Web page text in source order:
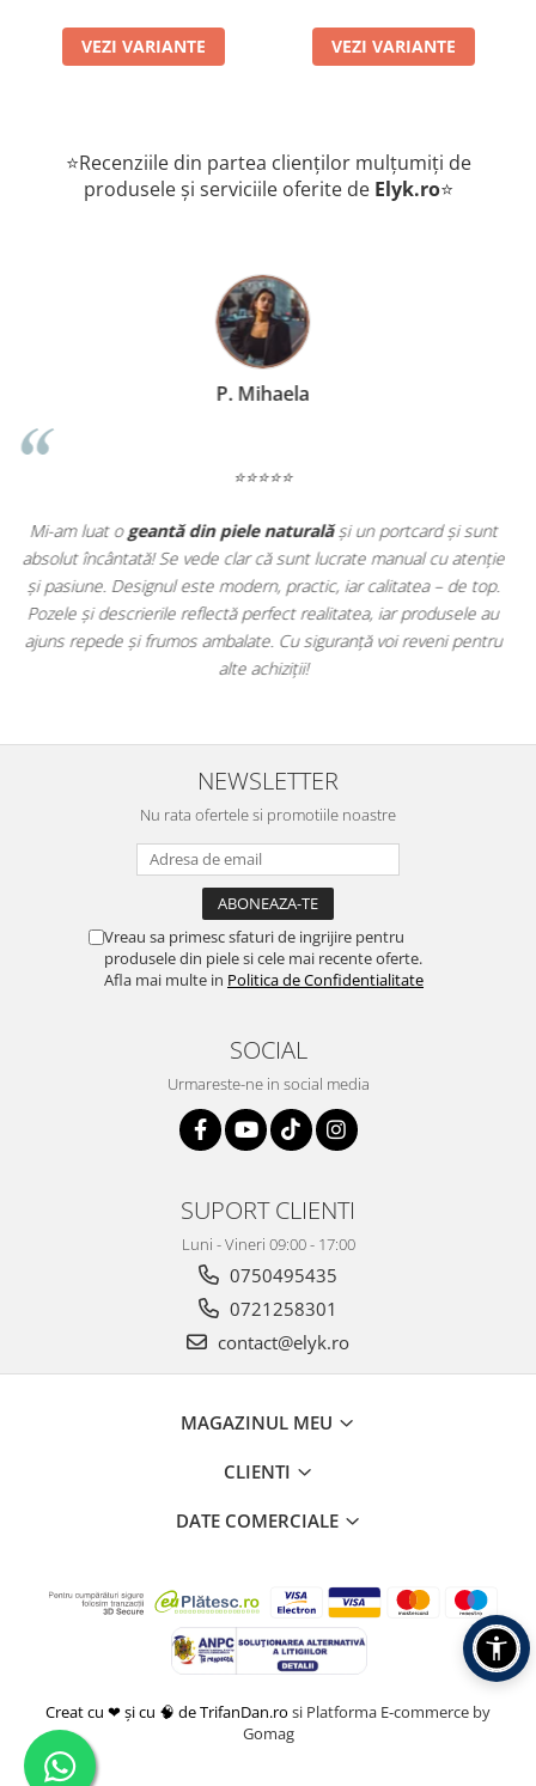
VEZI VARIANTE VEZI VARIANTE
⭐Recenziile din partea clienților mulțumiți de
produsele și serviciile oferite de Elyk.ro⭐
au
T. Radu
⭐⭐⭐⭐⭐
ElyK Creation mi-a depășit așteptările! Am comandat ocurea
din pieleși unportofel pentru bărbați, iar finisajele sunt de o
precizie rar întâlnită. Se simte că sunt produse făcute cu grijă,
în serie. Livrarea a fost promptă, iar comunicarea excelentă. Mă
bucur să susțin un brand românesc care pune suflet în tot ce
face!
NEWSLETTER
Nu rata ofertele si promotiile noastre
Vreau sa primesc sfaturi de ingrijire pentru
produsele din piele si cele mai recente oferte.
Afla mai multe in Politica de Confidentialitate
SOCIAL
Urmareste-ne in social media
SUPORT CLIENTI
Luni - Vineri 09:00 - 17:00
0750495435
0721258301
contact@elyk.ro
MAGAZINUL MEU
CLIENTI
DATE COMERCIALE
Creat cu ❤ și cu 🧠 de TrifanDan.ro si Platforma E-commerce by
Gomag